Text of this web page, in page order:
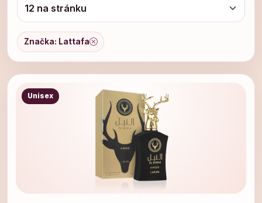
Značka: Lattafa
Unisex